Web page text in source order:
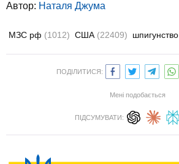
Автор: Наталя Джума
МЗС рф (1012) США (22409) шпигунство
ПОДІЛИТИСЯ:
Мені подобається
ПІДСУМУВАТИ: